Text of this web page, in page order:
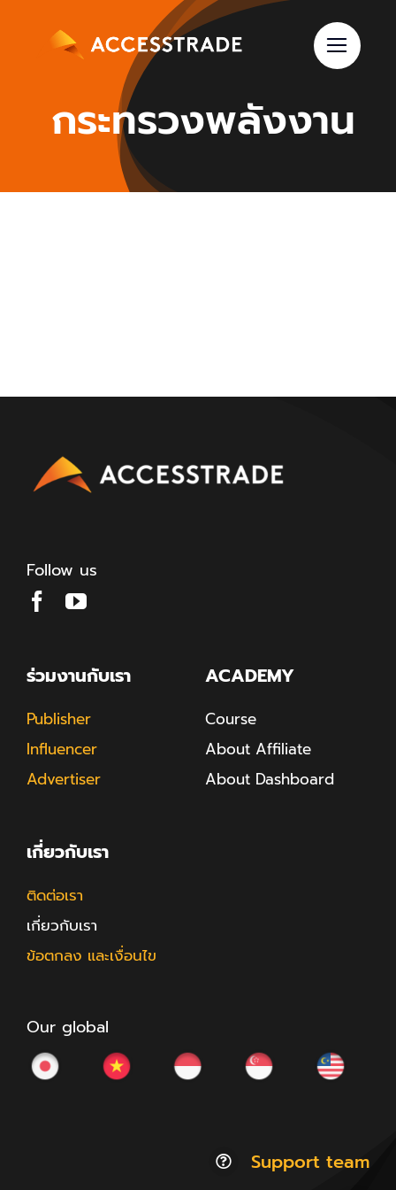
กระทรวงพลังงาน
Follow us
ร่วมงานกับเรา
Publisher
Influencer
Advertiser
ACADEMY
Course
About Affiliate
About Dashboard
เกี่ยวกับเรา
ติดต่อเรา
เกี่ยวกับเรา
ข้อตกลง และเงื่อนไข
Our global
Support team